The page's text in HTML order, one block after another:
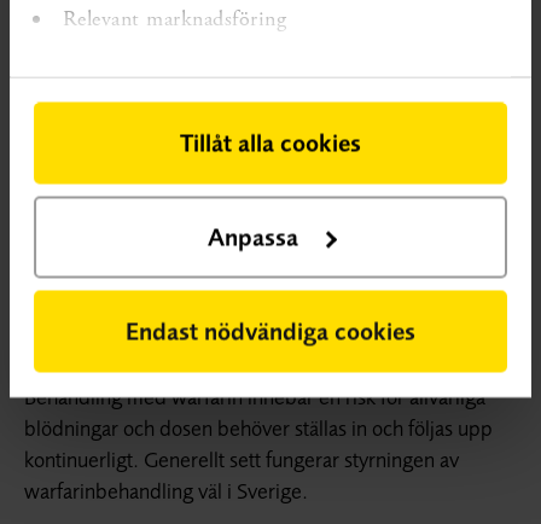
Relevant marknadsföring
Tillåt alla cookies
Anpassa
Endast nödvändiga cookies
Förmaksflimmer är den vanligaste rubbningen av hjärtats
rytm och beräknas förekomma hos omkring 100 000
förmak rör sig mycket snabbt och i otakt med kamrarna.
Förmaksflimmer ökar risken för stroke. Många behandlas
därför förebyggande med läkemedel som minskar
blodets levringsförmåga, så kallade antikoagulantia. Den
vanligaste substansen är warfarin.
Behandling med warfarin innebär en risk för allvarliga
blödningar och dosen behöver ställas in och följas upp
kontinuerligt. Generellt sett fungerar styrningen av
warfarinbehandling väl i Sverige.